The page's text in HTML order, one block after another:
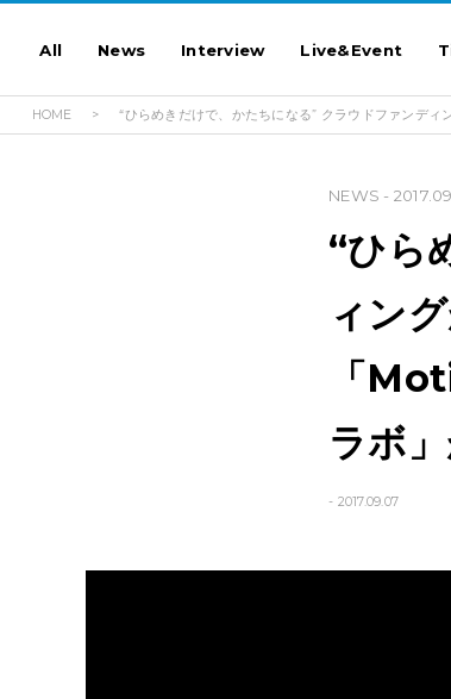
All News Interview Live&Event
HOME “ひらめきだけで、かたちになる” クラウドファンデ
NEWS -
“ひら
ィン
「
ラボ
- 2017.09.07